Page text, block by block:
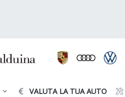
VALUTA LA TUA AUTO